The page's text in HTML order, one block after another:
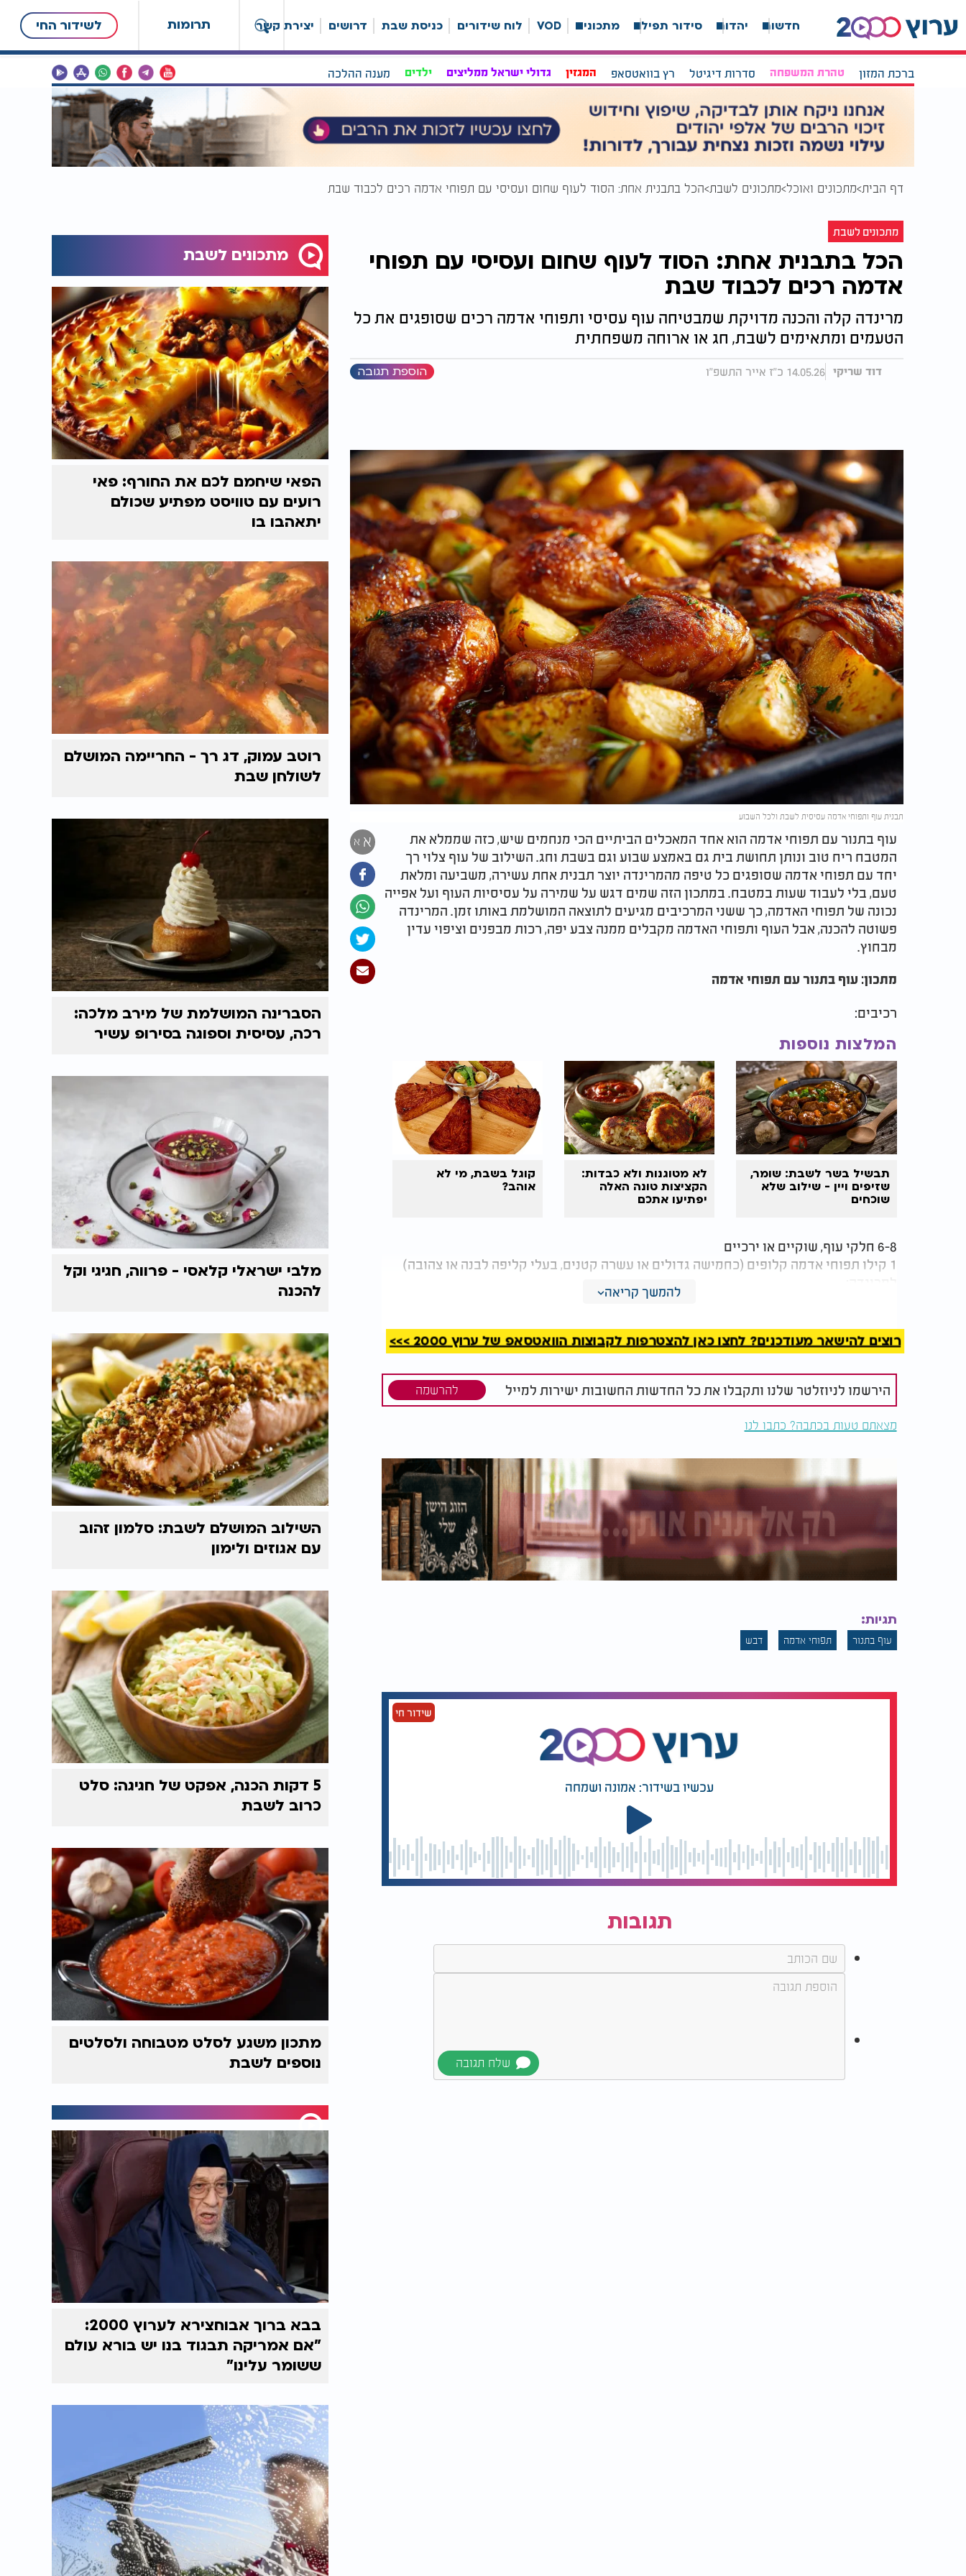
תרומות לשידור החי חדשות יהדות סידור תפילה מתכונים VOD לוח שידורים כניסת שבת דרושים יצירת קשר
ברכת המזון טהרת המשפחה סדרות דיגיטל רץ בוואטסאפ המגזין גדולי ישראל ממליצים ילדים מענה ההלכה
דף הבית מתכונים ואוכל מתכונים לשבת הכל בתבנית אחת: הסוד לעוף שחום ועסיסי עם תפוחי אדמה רכים לכבוד שבת
מתכונים לשבת
הכל בתבנית אחת: הסוד לעוף שחום ועסיסי עם תפוחי
אדמה רכים לכבוד שבת
מרינדה קלה והכנה מדויקת שמבטיחה עוף עסיסי ותפוחי אדמה רכים שסופגים את כל
הטעמים ומתאימים לשבת, חג או ארוחה משפחתית
דוד שריקי 14.05.26 כ"ז אייר התשפ"ו הוספת תגובה
תבנית עוף ותפוחי אדמה עסיסית לשבת ולכל השבוע
א א
עוף בתנור עם תפוחי אדמה הוא אחד המאכלים הביתיים הכי מנחמים שיש, כזה שממלא את
המטבח ריח טוב ונותן תחושת בית גם באמצע שבוע וגם בשבת וחג. השילוב של עוף צלוי רך
יחד עם תפוחי אדמה שסופגים כל טיפה מהמרינדה יוצר תבנית אחת עשירה, משביעה ומלאת
טעם, בלי לעבוד שעות במטבח. במתכון הזה שמים דגש על שמירה על עסיסיות העוף ועל אפייה
נכונה של תפוחי האדמה, כך ששני המרכיבים מגיעים לתוצאה המושלמת באותו זמן. המרינדה
פשוטה להכנה, אבל העוף ותפוחי האדמה מקבלים ממנה צבע יפה, רכות מבפנים וציפוי עדין
מבחוץ.
מתכון: עוף בתנור עם תפוחי אדמה
רכיבים:
המלצות נוספות
תבשיל בשר לשבת: שומר,
שזיפים ויין - שילוב שלא
שוכחים
לא מטוגנות ולא כבדות:
הקציצות טונה האלה
יפתיעו אתכם
קוגל בשבת, מי לא
אוהב?
6-8 חלקי עוף, שוקיים או ירכיים
1 קילו תפוחי אדמה קלופים (כחמישה גדולים או עשרה קטנים, בעלי קליפה לבנה או צהובה)
2 כפות דבש
2 כפות קטשופ
כף פפריקה
כפית מלח (בערך)
רבע כפית פלפל שחור
אופן ההכנה:
חותכים את תפוחי האדמה לקוביות בינוניות או לפלחים, שמים בסיר, מכסים במים ומביאים
לרתיחה. ברגע שהמים מבעבעים מכבים את האש ומסננים מיד את תפוחי האדמה.
בקערה מערבבים היטב את כל מרכיבי המרינדה עד לקבלת רוטב אחיד.
מסדרים את תפוחי האדמה בתבנית אפייה ומניחים מעליהם את חלקי העוף.
יוצקים את המרינדה על העוף ותפוחי האדמה ומערבבים כך שכל החלקים יכוסו היטב ברוטב.
מכסים את התבנית בניילון נצמד ומכניסים למקרר למשך שעה לפחות, ועד 5-6 שעות.
ומכניסים לאפייה ללא כיסוי למשך כ־50 דקות.
מעלים את חום התנור ל־210 מעלות, הופכים את חלקי העוף כך שהצד עם העור כלפי מעלה
אם העוף כבר קיבל צבע ותפוחי האדמה עדיין בהירים, אפשר להוציא בזהירות את חלקי העוף,
לכסות אותם בנייר כסף, ולהחזיר את התבנית עם תפוחי האדמה לתנור עד שהם משחימים
כרצוי. לאחר מכן מחזירים את העוף על תפוחי האדמה לחימום קצר של כמה דקות ומגישים מיד.
יש משהו מאוד נוח במנה כזאת: תבנית אחת שנכנסת לתנור ומספיקה לסעודת שבת משפחתית
מלאה. המרינדה המבוססת על דבש, קטשופ, שום ותבלינים נותנת לעוף ותפוחי האדמה שילוב
ההשריה במרינדה לפני האפייה, יחד עם הבישול הראשוני של תפוחי האדמה והאפייה המדורגת
בטמפרטורות שונות, מייצרת תוצאה שנראית טוב על השולחן ונגמרת מהר מהתבנית. זו מנה
שמתאימה גם לשבת וגם לימי אמצע השבוע, כשתבנית אחת בתנור עושה את כל העבודה.
להמשך קריאה
רוצים להישאר מעודכנים? לחצו כאן להצטרפות לקבוצות הוואטסאפ של ערוץ 2000 >>>
הירשמו לניוזלטר שלנו ותקבלו את כל החדשות החשובות ישירות למייל להרשמה
מצאתם טעות בכתבה? כתבו לנו
תגיות:
עוף בתנור תפוחי אדמה דבש
שידור חי
עכשיו בשידור: אמונה ושמחה
תגובות
מתכונים לשבת
הפאי שיחמם לכם את החורף: פאי
רועים עם טוויסט מפתיע שכולם
יתאהבו בו
רוטב עמוק, דג רך - החריימה המושלם
לשולחן שבת
הסברינה המושלמת של מירב מלכה:
רכה, עסיסית וספוגה בסירופ עשיר
מלבי ישראלי קלאסי - פרווה, חגיגי וקל
להכנה
השילוב המושלם לשבת: סלמון זהוב
עם אגוזים ולימון
5 דקות הכנה, אפקט של חגיגה: סלט
כרוב לשבת
מתכון משגע לסלט מטבוחה ולסלטים
נוספים לשבת
בבא ברוך אבוחצירא לערוץ 2000:
"אם אמריקה תבגוד בנו יש בורא עולם
ששומר עלינו"